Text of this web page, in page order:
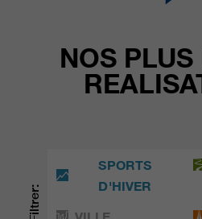
NOS
Filtrer:
SPORTS
D'HIVER